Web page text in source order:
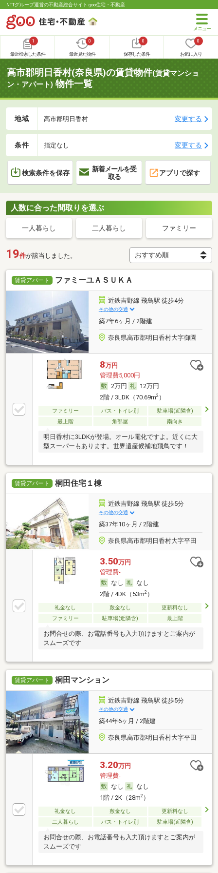
NTTグループ運営の不動産総合サイト goo住宅・不動産
1
最近検索した条件
0
最近見た物件
0
保存した条件
0
お気に入り
高市郡明日香村(奈良県)の賃貸物件(賃貸マンショ
ン・アパート) 物件一覧
地域 高市郡明日香村 変更する
条件 指定なし 変更する
検索条件を保存
新着メールを受
取る
アプリで探す
人数に合った間取りを選ぶ
一人暮らし 二人暮らし ファミリー
19件が該当しました。
賃貸アパート ファミーユＡＳＵＫＡ
近鉄吉野線 飛鳥駅 徒歩4分
その他の交通
築7年6ヶ月 / 2階建
奈良県高市郡明日香村大字御園
8万円
管理費5,000円
2万円
12万円
2階 / 3LDK（70.69m2）
ファミリー バス・トイレ別
駐車場(近隣含)
最上階
角部屋 南向き
明日香村に3LDKが登場。オール電化ですよ。近くに大
型スーパーもあります。世界遺産候補地飛鳥です！
賃貸アパート 桐田住宅１棟
近鉄吉野線 飛鳥駅 徒歩5分
その他の交通
築37年10ヶ月 / 2階建
奈良県高市郡明日香村大字平田
3.50万円
管理費-
なし
なし
2階 / 4DK（53m2）
礼金なし 敷金なし
更新料なし
ファミリー
駐車場(近隣含) 最上階
お問合せの際、お電話番号も入力頂けますとご案内が
スムーズです
賃貸アパート 桐田マンション
近鉄吉野線 飛鳥駅 徒歩5分
その他の交通
築44年6ヶ月 / 2階建
奈良県高市郡明日香村大字平田
3.20万円
管理費-
なし
なし
1階 / 2K（28m2）
礼金なし 敷金なし
更新料なし
二人暮らし
バス・トイレ別 駐車場(近隣含)
お問合せの際、お電話番号も入力頂けますとご案内が
スムーズです